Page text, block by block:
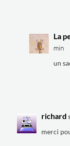
La
min
un
richard
merci